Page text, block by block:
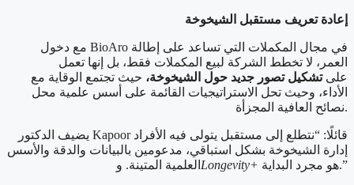
إعادة تعريف مستقبل الشيخوخة
مع دخول BioAro في مجال المكملات التي تساعد على إطالة
العمر، لا تخطط الشركة لبيع المكملات فقط، بل إنها تعمل
علىتشكيل تصور جديد حول الشيخوخة، حيث تجتمع الوقاية مع
الأداء، وحيث تحل الاستراتيجيات القائمة على أسس علمية محل
نصائح العافية المجزأة.
يضيف الدكتور Kapoor قائلًا: “نتطلع إلى مستقبل يتولى فيه الأفراد
إدارة الشيخوخة بشكل استباقي، مدعومين بالبيانات والدقة والأسس
العلمية المتينة. و Longevity+ هو مجرد البداية.”